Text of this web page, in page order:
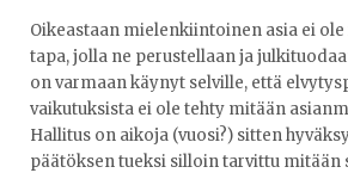
Oikeastaan mielenkiintoinen asia ei ole
tapa, jolla ne perustellaan ja
on varmaan käynyt selville, että
vaikutuksista ei ole tehty mitään
Hallitus on aikoja (vuosi?) sitten
päätöksen tueksi silloin tarvittu mitään